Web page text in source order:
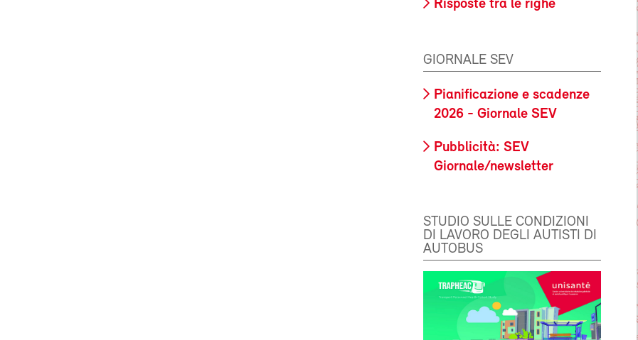
Risposte tra le righe
GIORNALE SEV
Pianificazione e scadenze
2026 - Giornale SEV
Pubblicità: SEV
Giornale/newsletter
STUDIO SULLE CONDIZIONI
DI LAVORO DEGLI AUTISTI DI
AUTOBUS